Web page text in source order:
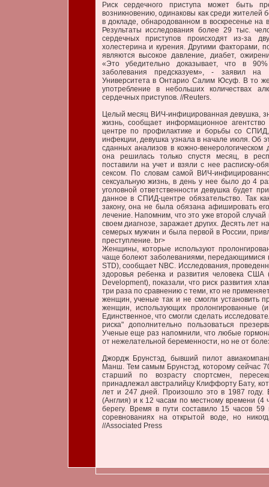
Риск сердечного приступа может быть
возникновению, одинаковы как среди жителей
в докладе, обнародованном в воскресенье на
Результаты исследования более 29 тыс.
сердечных приступов происходят из-за
холестерина и курения. Другими факторами,
являются высокое давление, диабет,
«Это убедительно доказывает, что в 90%
заболевания предсказуем», - заявил на
Университета в Онтарио Салим Юсуф. В то
употребление в небольших количествах
сердечных приступов. //Reuters.
Целый месяц ВИЧ-инфицированная девушка,
жизнь, сообщает информационное
центре по профилактике и борьбы со
инфекции, девушка узнала в начале июля. Об
сданных анализов в кожно-
она решилась только спустя месяц, в
поставили на учет и взяли с нее расписку-
сексом. По словам самой ВИЧ-
сексуальную жизнь, в день у нее было до 4
уголовной ответственности девушка будет
данное в СПИД-центре обязательство. Так
закону, она не была обязана афишировать
лечение. Напомним, что это уже второй
своем диагнозе, заражает других. Десять лет
семерых мужчин и была первой в России,
преступление. br>
Женщины, которые используют
чаще болеют заболеваниями, передающимися
STD), сообщает NBC. Исследования,
здоровья ребенка и развития человека
Development), показали, что риск развития
три раза по сравнению с теми, кто не
женщин, ученые так и не смогли установить
женщин, использующих пролонгированные
Единственное, что смогли сделать
риска" дополнительно пользоваться
Ученые еще раз напомнили, что любые
от нежелательной беременности, но не от
Джордж Брунстэд, бывший пилот
Манш. Тем самым Брунстэд, которому сейчас
старший по возрасту спортсмен,
принадлежал австралийцу Клиффорту Бату,
лет и 247 дней. Произошло это в 1987 году.
(Англия) и к 12 часам по местному времени (4
берегу. Время в пути составило 15 часов
соревнованиях на открытой воде, но
//Associated Press